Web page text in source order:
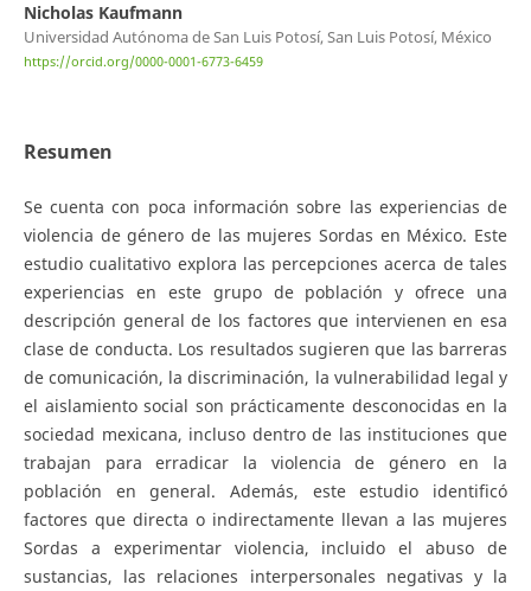
Nicholas Kaufmann
Universidad Autónoma de San Luis Potosí, San Luis Potosí, México
https://orcid.org/0000-0001-6773-6459
Resumen
Se cuenta con poca información sobre las experiencias de
violencia de género de las mujeres Sordas en México. Este
estudio cualitativo explora las percepciones acerca de tales
experiencias en este grupo de población y ofrece una
descripción general de los factores que intervienen en esa
clase de conducta. Los resultados sugieren que las barreras
de comunicación, la discriminación, la vulnerabilidad legal y
el aislamiento social son prácticamente desconocidas en la
sociedad mexicana, incluso dentro de las instituciones que
trabajan para erradicar la violencia de género en la
población en general. Además, este estudio identificó
factores que directa o indirectamente llevan a las mujeres
Sordas a experimentar violencia, incluido el abuso de
sustancias, las relaciones interpersonales negativas y la